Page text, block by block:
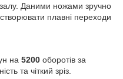
залу. Даними ножами зручно
плавні переходи
на 5200 оборотів за
та чіткий зріз.